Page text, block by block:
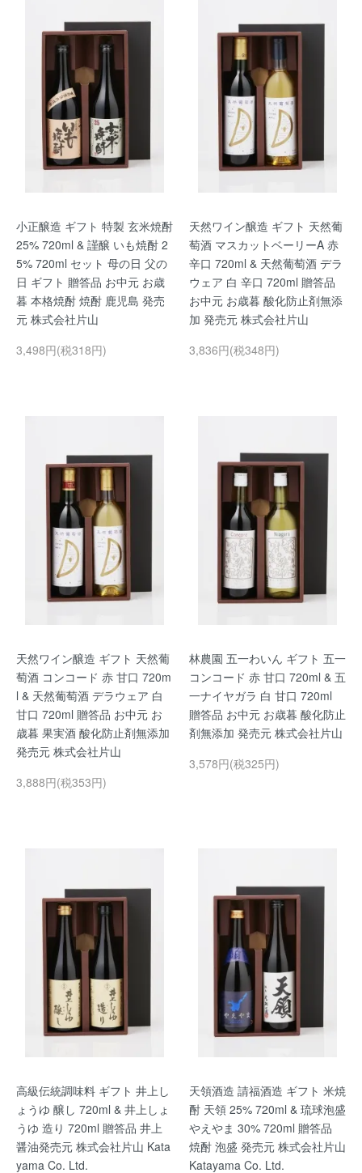
小正醸造 ギフト 特製 玄米焼酎
25% 720ml & 謹醸 いも焼酎 2
5% 720ml セット 母の日 父の
日 ギフト 贈答品 お中元 お歳
暮 本格焼酎 焼酎 鹿児島 発売
元 株式会社片山
3,498円(税318円)
天然ワイン醸造 ギフト 天然葡
萄酒 マスカットベーリーA 赤
辛口 720ml & 天然葡萄酒 デラ
ウェア 白 辛口 720ml 贈答品
お中元 お歳暮 酸化防止剤無添
加 発売元 株式会社片山
3,836円(税348円)
天然ワイン醸造 ギフト 天然葡
萄酒 コンコード 赤 甘口 720m
l & 天然葡萄酒 デラウェア 白
甘口 720ml 贈答品 お中元 お
歳暮 果実酒 酸化防止剤無添加
発売元 株式会社片山
3,888円(税353円)
林農園 五一わいん ギフト 五一
コンコード 赤 甘口 720ml & 五
一ナイヤガラ 白 甘口 720ml
贈答品 お中元 お歳暮 酸化防止
剤無添加 発売元 株式会社片山
3,578円(税325円)
高級伝統調味料 ギフト 井上し
ょうゆ 醸し 720ml & 井上しょ
うゆ 造り 720ml 贈答品 井上
醤油発売元 株式会社片山 Kata
yama Co. Ltd.
天領酒造 請福酒造 ギフト 米焼
酎 天領 25% 720ml & 琉球泡盛
やえやま 30% 720ml 贈答品
焼酎 泡盛 発売元 株式会社片山
Katayama Co. Ltd.